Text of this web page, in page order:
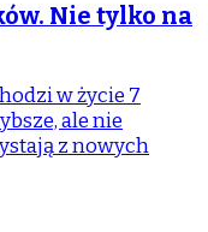
Nie tylko na